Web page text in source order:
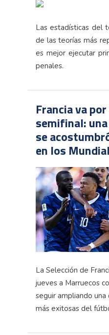
Las estadísticas del
de las teorías más
es mejor ejecutar
penales.
Francia va
semifinal:
se
en los
La Selección de
jueves a Marruecos
seguir ampliando
más exitosas del